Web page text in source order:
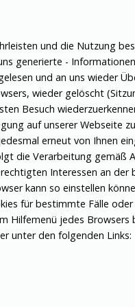
und die Nutzung
generierte -
und an uns wieder
wieder gelöscht
Besuch
auf unserer Webseite
erneut von Ihnen
die Verarbeitung gemäß
Interessen an
kann so einstellen
für bestimmte Fälle
Hilfemenü jedes
unter den folgenden Links: